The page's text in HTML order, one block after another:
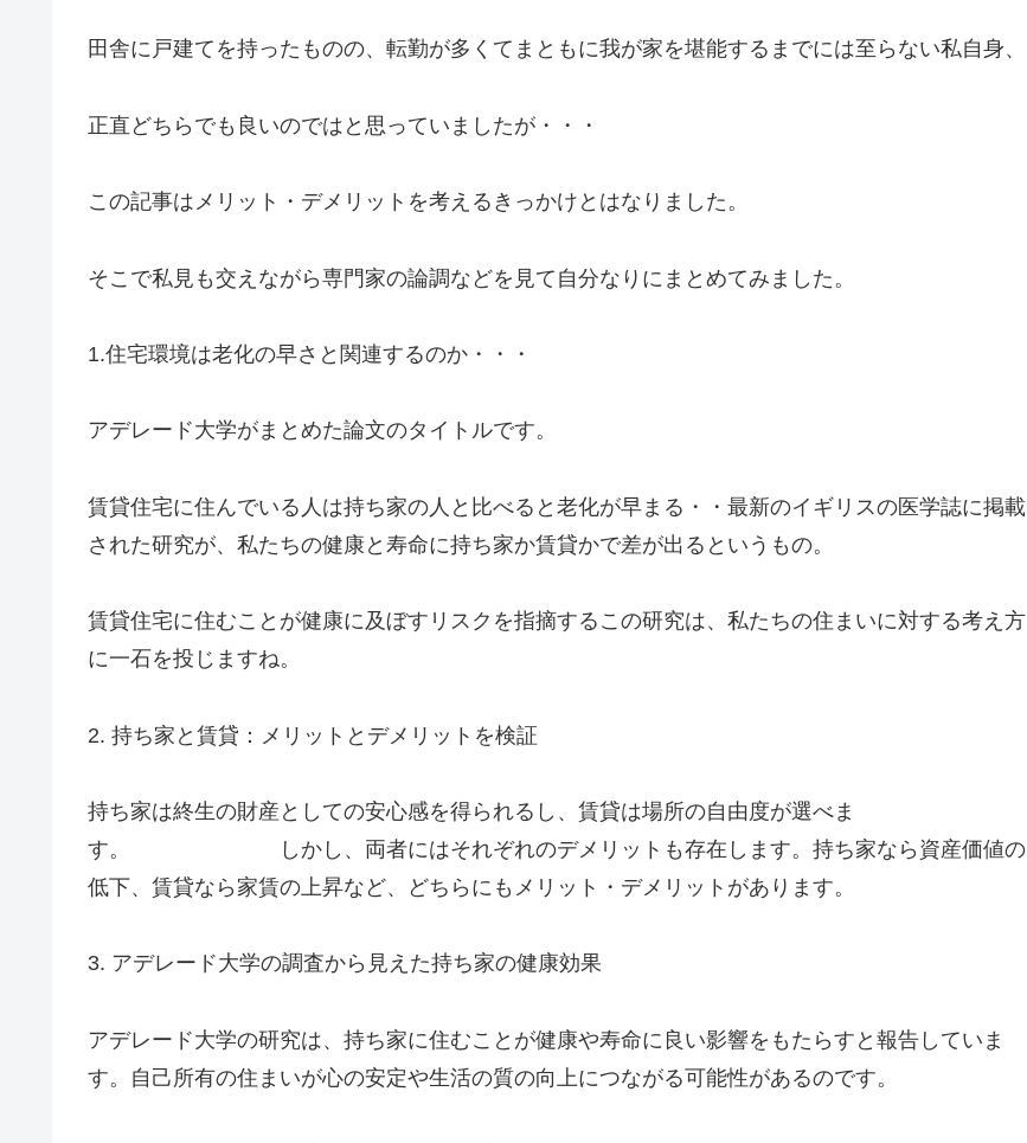
田舎に戸建てを持ったものの、転勤が多くてまともに我が家を堪能するまでには至らない私自身、
正直どちらでも良いのではと思っていましたが・・・
この記事はメリット・デメリットを考えるきっかけとはなりました。
そこで私見も交えながら専門家の論調などを見て自分なりにまとめてみました。
1.住宅環境は老化の早さと関連するのか・・・
アデレード大学がまとめた論文のタイトルです。
賃貸住宅に住んでいる人は持ち家の人と比べると老化が早まる・・最新のイギリスの医学誌に掲載
された研究が、私たちの健康と寿命に持ち家か賃貸かで差が出るというもの。
賃貸住宅に住むことが健康に及ぼすリスクを指摘するこの研究は、私たちの住まいに対する考え方
に一石を投じますね。
2. 持ち家と賃貸：メリットとデメリットを検証
持ち家は終生の財産としての安心感を得られるし、賃貸は場所の自由度が選べま
す。 しかし、両者にはそれぞれのデメリットも存在します。持ち家なら資産価値の
低下、賃貸なら家賃の上昇など、どちらにもメリット・デメリットがあります。
3. アデレード大学の調査から見えた持ち家の健康効果
アデレード大学の研究は、持ち家に住むことが健康や寿命に良い影響をもたらすと報告していま
す。自己所有の住まいが心の安定や生活の質の向上につながる可能性があるのです。